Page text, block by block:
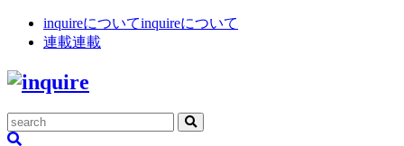
inquireについてinquireについて
連載連載